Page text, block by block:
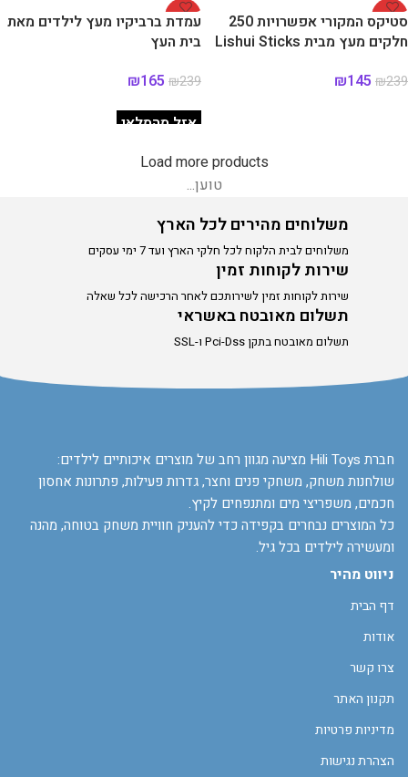
-39%
סטיקס המקורי אפשרויות 250
חלקים מעץ מבית Lishui Sticks
₪239
₪145
-31%
עמדת ברביקיו מעץ לילדים מאת
בית העץ
אזל מהמלאי
₪239
₪165
מידע נוסף
Load more products
טוען...
משלוחים מהירים לכל הארץ
משלוחים לבית הלקוח לכל חלקי הארץ ועד 7 ימי עסקים
שירות לקוחות זמין
שירות לקוחות זמין לשירותכם לאחר הרכישה לכל שאלה
תשלום מאובטח באשראי
תשלום מאובטח בתקן Pci-Dss ו-SSL
חברת Hili Toys מציעה מגוון רחב של מוצרים איכותיים לילדים:
שולחנות משחק, משחקי פנים וחצר, גדרות פעילות, פתרונות אחסון
חכמים, משפריצי מים ומתנפחים לקיץ.
כל המוצרים נבחרים בקפידה כדי להעניק חוויית משחק בטוחה, מהנה
ומעשירה לילדים בכל גיל.
ניווט מהיר
דף הבית
אודות
צרו קשר
תקנון האתר
מדיניות פרטיות
הצהרת נגישות